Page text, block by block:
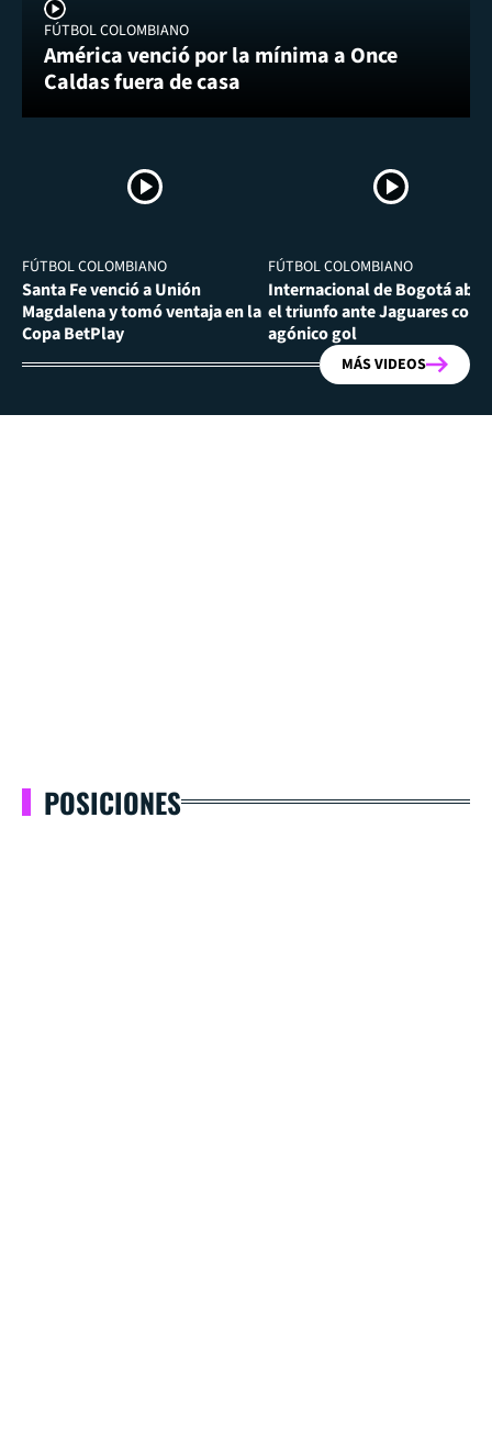
FÚTBOL COLOMBIANO
América venció por la mínima a Once
Caldas fuera de casa
FÚTBOL COLOMBIANO
Santa Fe venció a Unión
Magdalena y tomó ventaja en la
Copa BetPlay
FÚTBOL COLOMBIANO
Internacional de Bogotá
el triunfo ante Jaguares con
agónico gol
MÁS VIDEOS
POSICIONES